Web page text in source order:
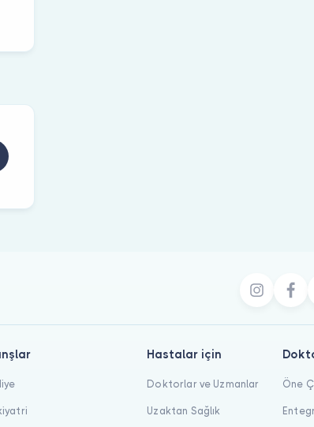
Hastalar için
Doktorlar ve Uzmanlar
Uzaktan Sağlık
Öne